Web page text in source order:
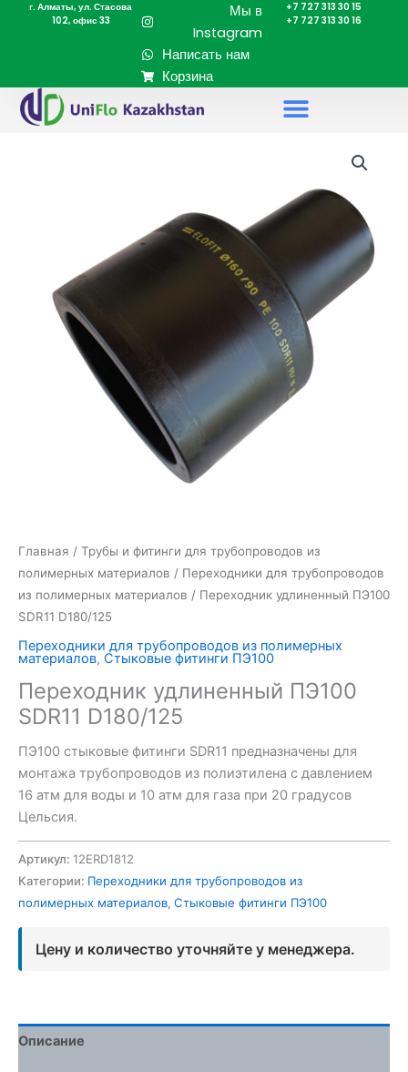
Перейтиг. Алматы, ул. Стасова
102, офис 33
Мы в
Instagram
Написать нам
Корзина
+7 727 313 30 15
+7 727 313 30 16
Главная / Трубы и фитинги для трубопроводов из
полимерных материалов / Переходники для трубопроводов
из полимерных материалов / Переходник удлиненный ПЭ100
SDR11 D180/125
Переходники для трубопроводов из полимерных
материалов, Стыковые фитинги ПЭ100
Переходник удлиненный ПЭ100
SDR11 D180/125
ПЭ100 стыковые фитинги SDR11 предназначены для
монтажа трубопроводов из полиэтилена с давлением
16 атм для воды и 10 атм для газа при 20 градусов
Цельсия.
Артикул: 12ERD1812
Категории: Переходники для трубопроводов из
полимерных материалов, Стыковые фитинги ПЭ100
Цену и количество уточняйте у менеджера.
Описание